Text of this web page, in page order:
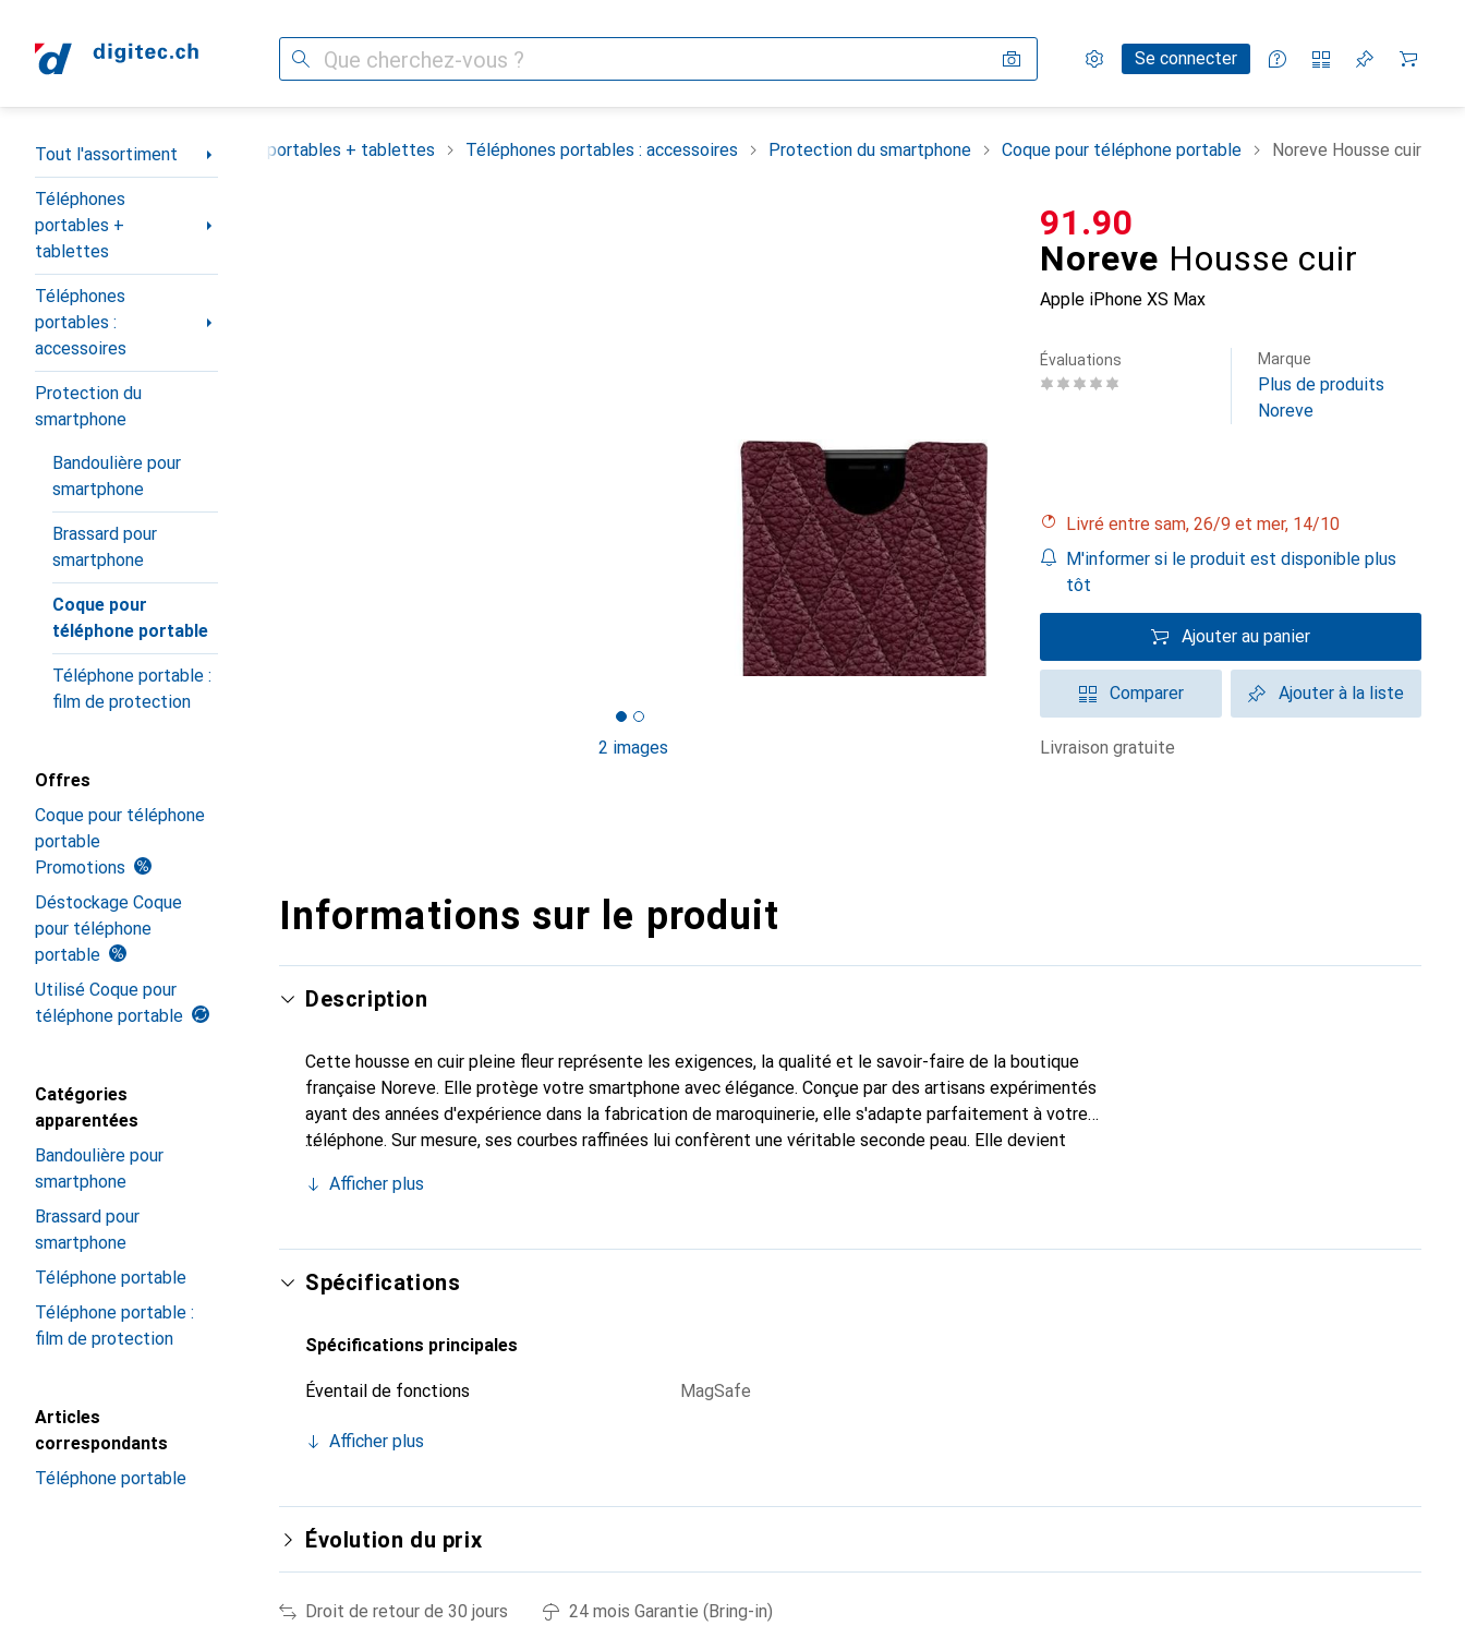
Recherche Paramètres
Compte clientSe connecter
Listes de comparaison
Listes d'envies
Panier
Navigation par catégorie
Tout l'assortiment
Téléphones
portables +
tablettes
Téléphones
portables :
accessoires
Protection du
smartphone
Bandoulière pour
smartphone
Brassard pour
smartphone
Coque pour
téléphone portable
Téléphone portable :
film de protection
Offres
Coque pour téléphone
portable
Promotions
Déstockage Coque
pour téléphone
portable
Utilisé Coque pour
téléphone portable
Catégories
apparentées
Bandoulière pour
smartphone
Brassard pour
smartphone
Téléphone portable
Téléphone portable :
film de protection
Articles
correspondants
Téléphone portable
Tout l'assortiment Téléphones portables + tablettes Téléphones portables : accessoires Protection du smartphone Coque pour téléphone portable Noreve Housse cuir
2 images
Noreve Housse cuir
Apple iPhone XS Max
CHF
91.90
Évaluations Marque
Plus de produits
Noreve
Livré entre sam, 26/9 et mer, 14/10
M'informer si le produit est disponible plus
tôt
Ajouter au panier
Comparer Ajouter à la liste
livraison gratuite
Informations sur le produit
Description
Cette housse en cuir pleine fleur représente les exigences, la qualité et le savoir-faire de la boutique
française Noreve. Elle protège votre smartphone avec élégance. Conçue par des artisans expérimentés
ayant des années d'expérience dans la fabrication de maroquinerie, elle s'adapte parfaitement à votre
téléphone. Sur mesure, ses courbes raffinées lui confèrent une véritable seconde peau. Elle devient
haute qualité, la marque Noreve est un choix fiable pour une clientèle exigeante.
Afficher plus
Spécifications
Spécifications principales
Éventail de fonctions MagSafe
Afficher plus
Évolution du prix
Droit de retour de 30 jours
24 mois Garantie (Bring-in)